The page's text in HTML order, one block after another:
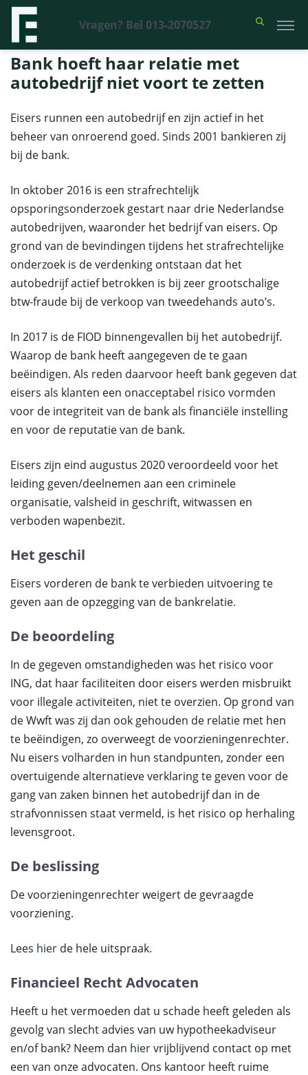
Vragen? Bel 013-2070527
Financieel Recht Advocaten >Uitspraken>Bank hoeft haar relatie met
autobedrijf niet voort te zetten
Bank hoeft haar relatie met
autobedrijf niet voort te zetten
Eisers runnen een autobedrijf en zijn actief in het
beheer van onroerend goed. Sinds 2001 bankieren zij
bij de bank.
In oktober 2016 is een strafrechtelijk
opsporingsonderzoek gestart naar drie Nederlandse
autobedrijven, waaronder het bedrijf van eisers. Op
grond van de bevindingen tijdens het strafrechtelijke
onderzoek is de verdenking ontstaan dat het
autobedrijf actief betrokken is bij zeer grootschalige
btw-fraude bij de verkoop van tweedehands auto’s.
In 2017 is de FIOD binnengevallen bij het autobedrijf.
Waarop de bank heeft aangegeven de te gaan
beëindigen. Als reden daarvoor heeft bank gegeven dat
eisers als klanten een onacceptabel risico vormden
voor de integriteit van de bank als financiële instelling
en voor de reputatie van de bank.
Eisers zijn eind augustus 2020 veroordeeld voor het
leiding geven/deelnemen aan een criminele
organisatie, valsheid in geschrift, witwassen en
verboden wapenbezit.
Het geschil
Eisers vorderen de bank te verbieden uitvoering te
geven aan de opzegging van de bankrelatie.
De beoordeling
In de gegeven omstandigheden was het risico voor
ING, dat haar faciliteiten door eisers werden misbruikt
voor illegale activiteiten, niet te overzien. Op grond van
de Wwft was zij dan ook gehouden de relatie met hen
te beëindigen, zo overweegt de voorzieningenrechter.
Nu eisers volharden in hun standpunten, zonder een
overtuigende alternatieve verklaring te geven voor de
gang van zaken binnen het autobedrijf dan in de
strafvonnissen staat vermeld, is het risico op herhaling
levensgroot.
De beslissing
De voorzieningenrechter weigert de gevraagde
voorziening.
Lees hier de hele uitspraak.
Financieel Recht Advocaten
Heeft u het vermoeden dat u schade heeft geleden als
gevolg van slecht advies van uw hypotheekadviseur
en/of bank? Neem dan hiervrijblijvend contact op met
een van onze advocaten. Ons kantoor heeft ruime